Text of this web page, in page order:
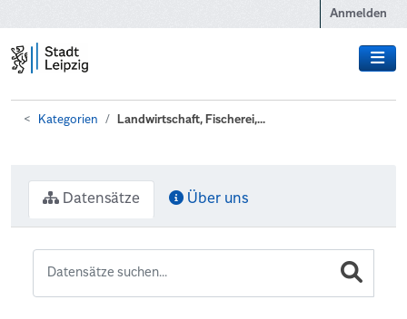
Anmelden
Kategorien Landwirtschaft, Fischerei,...
Datensätze Über uns